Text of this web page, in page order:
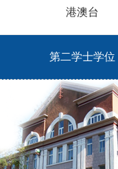
港澳台
第二学士学位